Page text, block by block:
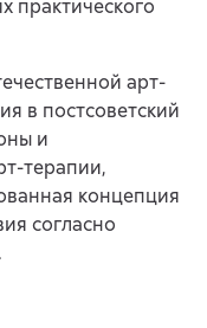
практического
арт-
в постсоветский
и
терапии,
концепция
согласно